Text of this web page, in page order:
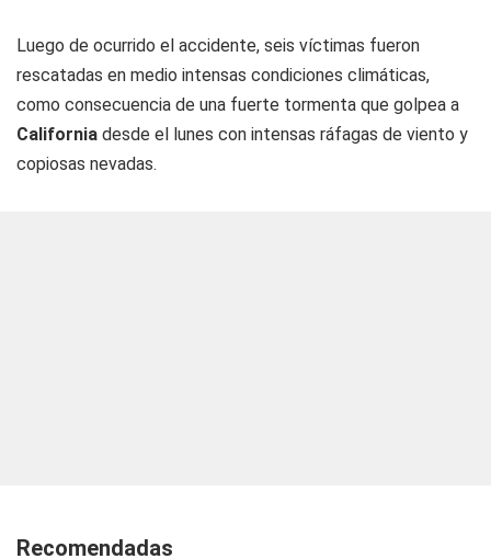
Luego de ocurrido el accidente, seis víctimas fueron
rescatadas en medio intensas condiciones climáticas,
como consecuencia de una fuerte tormenta que golpea a
California desde el lunes con intensas ráfagas de viento y
copiosas nevadas.
Recomendadas